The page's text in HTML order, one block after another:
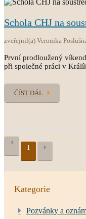
Schola CHJ na
zveřejnil(a) Veronika
První prodloužený
při společné práci v
ČÍST DÁL
1
Kategorie
Pozvánky a